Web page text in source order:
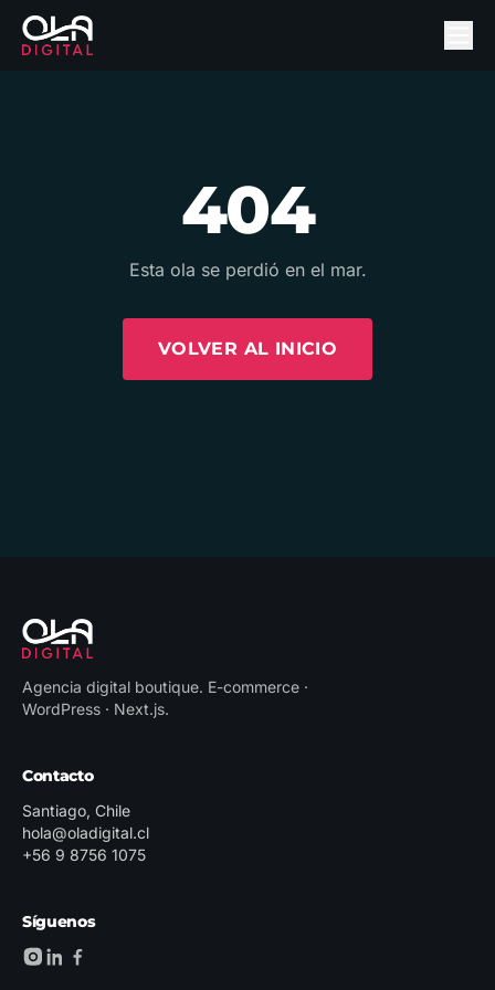
404
Esta ola se perdió en el mar.
VOLVER AL INICIO
Agencia digital boutique. E-commerce ·
WordPress · Next.js.
Contacto
Santiago, Chile
hola@oladigital.cl
+56 9 8756 1075
Síguenos